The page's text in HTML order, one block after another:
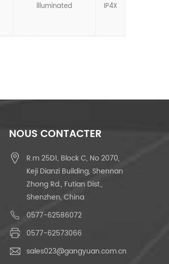
llluminated IP4X
NOUS CONTACTER
R.m 25D1, Block C, No 2070,
Keji Dianzi Building, Shennan
Zhong Rd., Futian Dist.,
Shenzhen, China
0577-62586072
0577-62573066
sales023@gangyuan.com.cn